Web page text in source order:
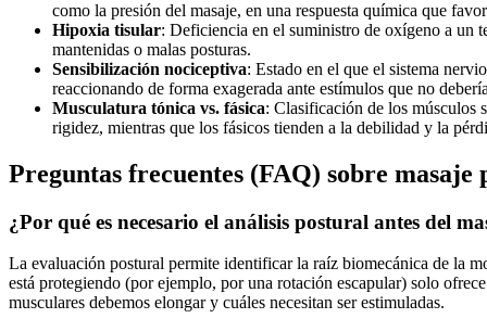
como la presión del masaje, en una respuesta química que
Hipoxia tisular: Deficiencia en el suministro de oxígeno a un
mantenidas o malas posturas.
Sensibilización nociceptiva: Estado en el que el sistema
reaccionando de forma exagerada ante estímulos que no
Musculatura tónica vs. fásica: Clasificación de los músculos
rigidez, mientras que los fásicos tienden a la debilidad y la
Preguntas frecuentes (FAQ) sobre masaje
¿Por qué es necesario el análisis postural antes del
La evaluación postural permite identificar la raíz biomecánica de la
está protegiendo (por ejemplo, por una rotación escapular) solo
musculares debemos elongar y cuáles necesitan ser estimuladas.